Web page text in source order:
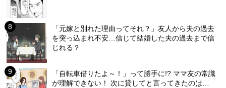
「元嫁と別れた理由ってそれ？」友人から夫の過去
を突っ込まれ不安…信じて結婚した夫の過去まで信
じれる？
「自転車借りたよ～！」って勝手に!? ママ友の常識
が理解できない！ 次に貸してと言ってきたのは…